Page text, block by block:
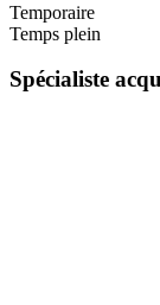
Temporaire
Temps plein
Spécialiste